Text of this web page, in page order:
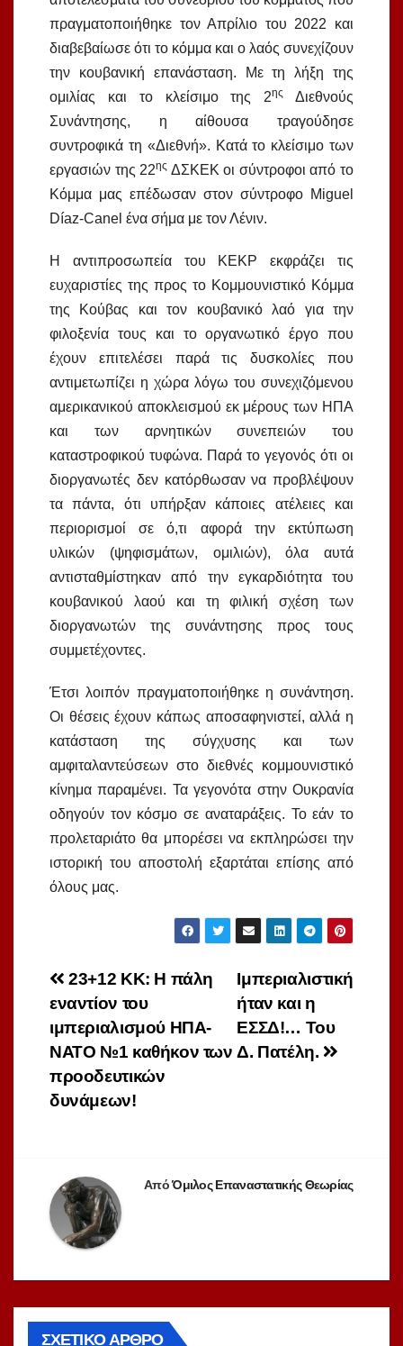
πραγματοποιήθηκε τον Απρίλιο του 2022 και
διαβεβαίωσε ότι το κόμμα και ο λαός συνεχίζουν
την κουβανική επανάσταση. Με τη λήξη της
ομιλίας και το κλείσιμο της 2ης
Διεθνούς
Συνάντησης, η αίθουσα τραγούδησε
συντροφικά τη «Διεθνή». Κατά το κλείσιμο των
εργασιών της 22ης ΔΣΚΕΚ οι σύντροφοι από το
Κόμμα μας επέδωσαν στον σύντροφο Miguel
Díaz-Canel ένα σήμα με τον Λένιν.
Η αντιπροσωπεία του ΚΕΚΡ εκφράζει τις
ευχαριστίες της προς το Κομμουνιστικό Κόμμα
της Κούβας και τον κουβανικό λαό για την
φιλοξενία τους και το οργανωτικό έργο που
έχουν επιτελέσει παρά τις δυσκολίες που
αντιμετωπίζει η χώρα λόγω του συνεχιζόμενου
αμερικανικού αποκλεισμού εκ μέρους των ΗΠΑ
και των αρνητικών συνεπειών του
καταστροφικού τυφώνα. Παρά το γεγονός ότι οι
διοργανωτές δεν κατόρθωσαν να προβλέψουν
τα πάντα, ότι υπήρξαν κάποιες ατέλειες και
περιορισμοί σε ό,τι αφορά την εκτύπωση
υλικών (ψηφισμάτων, ομιλιών), όλα αυτά
αντισταθμίστηκαν από την εγκαρδιότητα του
κουβανικού λαού και τη φιλική σχέση των
διοργανωτών της συνάντησης προς τους
συμμετέχοντες.
Έτσι λοιπόν πραγματοποιήθηκε η συνάντηση.
Οι θέσεις έχουν κάπως αποσαφηνιστεί, αλλά η
κατάσταση της σύγχυσης και των
αμφιταλαντεύσεων στο διεθνές κομμουνιστικό
κίνημα παραμένει. Τα γεγονότα στην Ουκρανία
οδηγούν τον κόσμο σε αναταράξεις. Το εάν το
προλεταριάτο θα μπορέσει να εκπληρώσει την
ιστορική του αποστολή εξαρτάται επίσης από
όλους μας.
Πλοήγηση
άρθρων
Ιμπεριαλιστική
ήταν και η
ΕΣΣΔ!… Του
Δ. Πατέλη.
23+12 ΚΚ: H πάλη
εναντίον του
ιμπεριαλισμού ΗΠΑ-
ΝΑΤΟ №1 καθήκον των
προοδευτικών
δυνάμεων!
ΑπόΌμιλος Επαναστατικής Θεωρίας
ΣΧΕΤΙΚΌ ΆΡΘΡΟ